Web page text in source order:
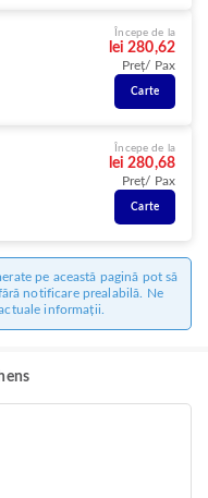
Începe de la
lei 280,62
Preț/ Pax
Carte
Începe de la
lei 280,68
Preț/ Pax
Carte
pe această pagină pot să
notificare prealabilă. Ne
informații.